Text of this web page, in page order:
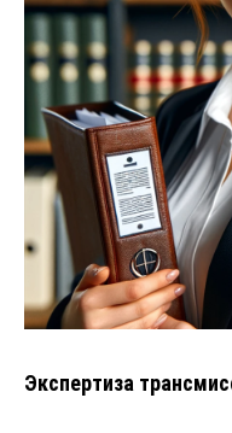
Экспертиза